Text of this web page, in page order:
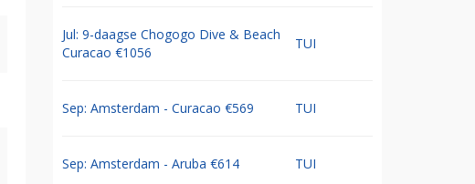
Jul: 9-daagse Chogogo Dive & Beach
Curacao €1056
TUI
Sep: Amsterdam - Curacao €569 TUI
Sep: Amsterdam - Aruba €614 TUI